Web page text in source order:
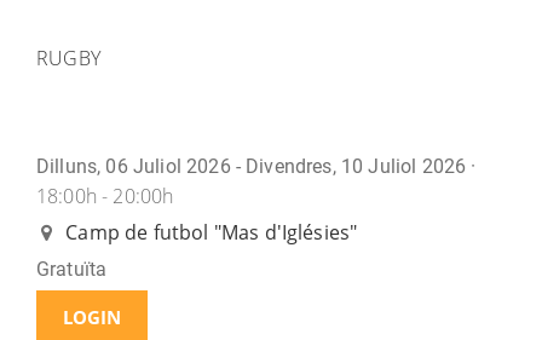
RUGBY
Dilluns, 06 Juliol 2026 - Divendres, 10 Juliol 2026 ·
18:00h - 20:00h
Camp de futbol "Mas d'Iglésies"
Gratuïta
LOGIN